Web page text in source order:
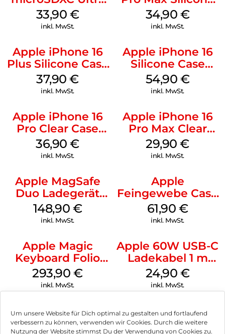
Um unsere Website für Dich optimal zu gestalten und fortlaufend
verbessern zu können, verwenden wir Cookies. Durch die weitere
Nutzung der Website stimmst Du der Verwendung von Cookies zu.
128 GB + Adapter
Mobile
33,90 €
inkl. MwSt.
Case MagSafe
Denim
34,90 €
inkl. MwSt.
Apple iPhone 16
Plus Silicone Case
MagSafe Lake
Green
37,90€
inkl. MwSt.
Apple iPhone 16
Silicone Case
MagSafe Black
54,90 €
inkl. MwSt.
Apple iPhone 16
Pro Clear Case
MagSafe
Transparent
36,90€
inkl. MwSt.
Apple iPhone 16
Pro Max Clear
Case MagSafe
Transparent
29,90€
inkl. MwSt.
Apple MagSafe
Duo Ladegerät
Weiß
148,90 €
inkl. MwSt.
Apple
Feingewebe Case
iPhone 15 Pro
MagSafe Schwarz
61,90 €
inkl. MwSt.
Apple Magic
Keyboard Folio
iPad 10.9″ (10.Gen.)
Weiß
293,90€
inkl. MwSt.
Apple 60W USB-C
Ladekabel 1 m
Weiß
24,90 €
inkl. MwSt.